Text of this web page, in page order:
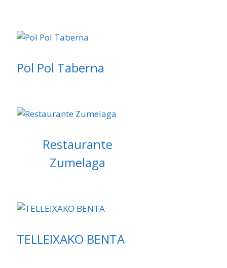
Pol Pol Taberna
Restaurante
Zumelaga
TELLEIXAKO BENTA